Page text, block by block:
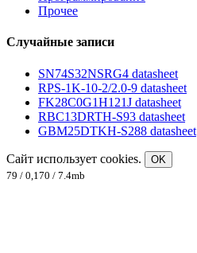
Прочее
Случайные записи
SN74S32NSRG4 datasheet
RPS-1K-10-2/2.0-9 datasheet
FK28C0G1H121J datasheet
RBC13DRTH-S93 datasheet
GBM25DTKH-S288 datasheet
Сайт использует cookies.
OK
79 / 0,170 / 7.4mb